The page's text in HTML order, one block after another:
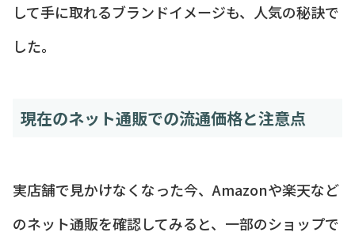
して手に取れるブランドイメージも、人気の秘訣で
した。
現在のネット通販での流通価格と注意点
実店舗で見かけなくなった今、Amazonや楽天など
のネット通販を確認してみると、一部のショップで